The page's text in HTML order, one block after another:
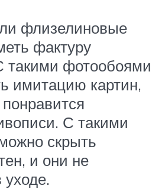
флизелиновые
фактуру
такими фотообоями
имитацию картин,
С такими
скрыть
и они не